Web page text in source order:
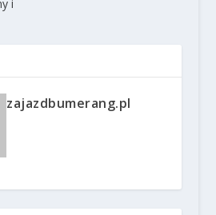
i
zajazdbumerang.pl